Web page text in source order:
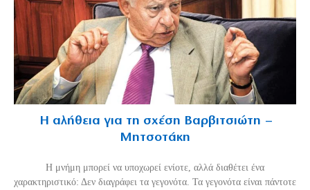
Η αλήθεια για τη σχέση Βαρβιτσιώτη –
Μητσοτάκη
H μνήμη μπορεί να υποχωρεί ενίοτε, αλλά διαθέτει ένα
χαρακτηριστικό: Δεν διαγράφει τα γεγονότα. Τα γεγονότα είναι πάντοτε